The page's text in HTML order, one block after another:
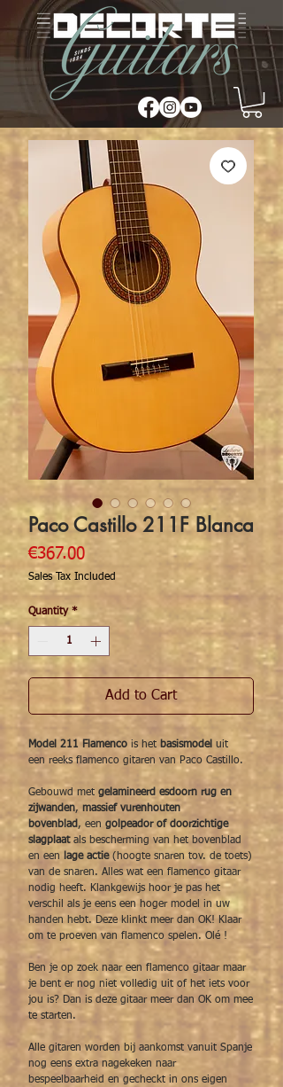
Paco Castillo 211F Blanca
€367.00Price
Sales Tax Included
Quantity *
Add to Cart
Model 211 Flamenco is het basismodel uit
een reeks flamenco gitaren van Paco Castillo.
Gebouwd met gelamineerd esdoorn rug en
zijwanden, massief vurenhouten
bovenblad , een golpeador of doorzichtige
slagplaatals bescherming van het bovenblad
en een
lage actie (hoogte snaren tov. de toets)
van de snaren. Alles wat een flamenco gitaar
nodig heeft. Klankgewijs hoor je pas het
verschil als je eens een hoger model in uw
handen hebt. Deze klinkt meer dan OK! Klaar
om te proeven van flamenco spelen. Olé !
Ben je op zoek naar een flamenco gitaar maar
je bent er nog niet volledig uit of het iets voor
jou is? Dan is deze gitaar meer dan OK om mee
te starten.
Alle gitaren worden bij aankomst vanuit Spanje
nog eens extra nagekeken naar
bespeelbaarheid en gecheckt in ons eigen